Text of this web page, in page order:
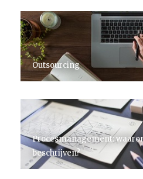
Outsourcing
Procesmanagement:
beschrijven?